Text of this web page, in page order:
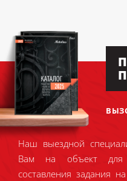
Наш выездной
Вам на объект для
составления задания